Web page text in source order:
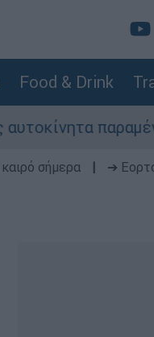
Food & Drink
παραμένουν
σήμερα
➔